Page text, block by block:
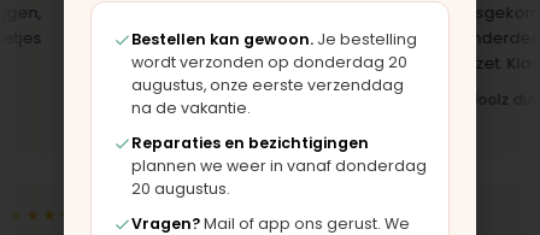
"Bekleding zelf vervangen met de
set, zag er meteen weer als nieuw
uit. Duidelijk origineel spul."
Iris · Bugaboo bekleding
het onderdeel
opgezet. Klaar
Bas · Joolz
★★★★★
Bestellen kan gewoon. Je bestelling
wordt verzonden op donderdag 20
augustus, onze eerste verzenddag
na de vakantie.
Reparaties en bezichtigingen
plannen we weer in vanaf donderdag
20 augustus.
Vragen?Mail of app ons gerust. We